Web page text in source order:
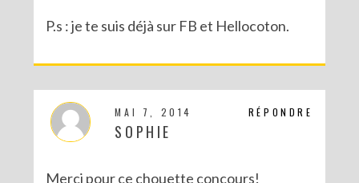
P.s : je te suis déjà sur FB et Hellocoton.
RÉPONDRE
MAI 7, 2014
SOPHIE
Merci pour ce chouette concours!